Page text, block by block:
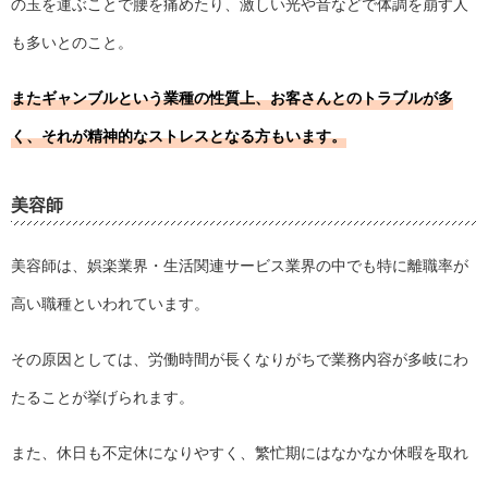
の玉を運ぶことで腰を痛めたり、激しい光や音などで体調を崩す人
も多いとのこと。
またギャンブルという業種の性質上、お客さんとのトラブルが多
く、それが精神的なストレスとなる方もいます。
美容師
美容師は、娯楽業界・生活関連サービス業界の中でも特に離職率が
高い職種といわれています。
その原因としては、労働時間が長くなりがちで業務内容が多岐にわ
たることが挙げられます。
また、休日も不定休になりやすく、繁忙期にはなかなか休暇を取れ